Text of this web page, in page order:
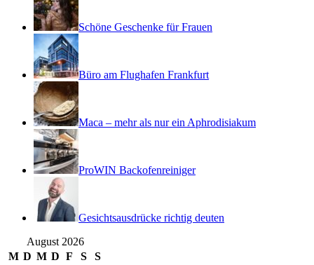
Schöne Geschenke für Frauen
Büro am Flughafen Frankfurt
Maca – mehr als nur ein Aphrodisiakum
ProWIN Backofenreiniger
Gesichtsausdrücke richtig deuten
August 2026
M D M D F S
S